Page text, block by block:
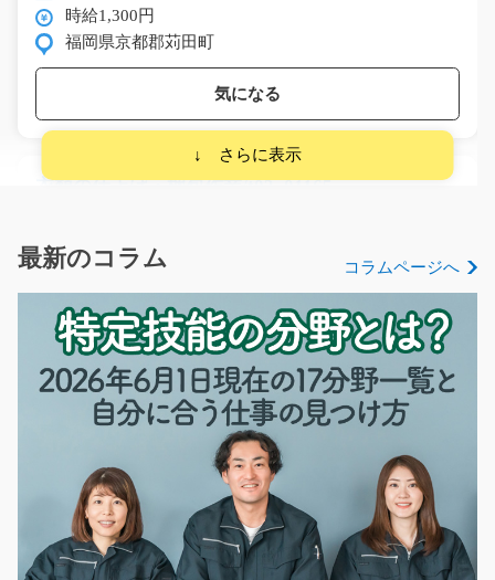
時給1,300円
福岡県京都郡苅田町
気になる
衣類の仕上げ・梱包作業/t03_01165
～工場・製造の軽作業として人気のお仕事～ クリーニン
長期（3ヶ月以上）
時給1080円
熊本県熊本市東区
気になる
稼げる高時給 自動車部品の検査/g01_01314
急募
交替制の検査のお仕事♪自動車の内装で使う部品にキズや
最新のコラム コラムページへ